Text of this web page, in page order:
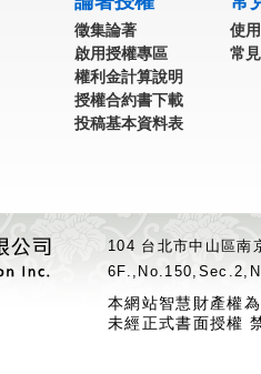
徵集論著
啟用授權專區
權利金計算說明
授權合約書下載
投稿基本資料表
使
常
104 台北市中山區
本網站智慧財產權
未經正式書面授權